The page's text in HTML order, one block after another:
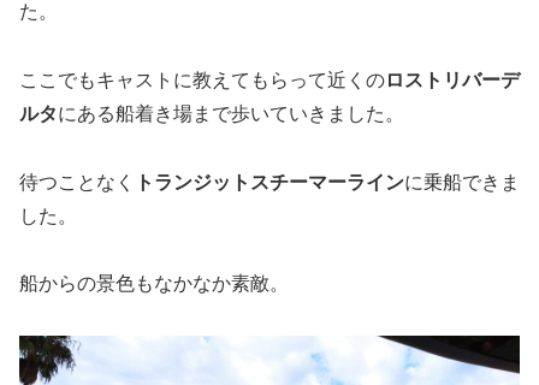
た。
ここでもキャストに教えてもらって近くのロストリバーデ
ルタにある船着き場まで歩いていきました。
待つことなく トランジットスチーマーラインに乗船できま
した。
船からの景色もなかなか素敵。